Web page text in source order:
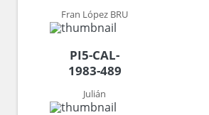
Fran López BRU
PI5-CAL-
1983-489
Julián